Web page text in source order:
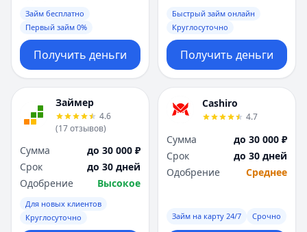
Уфа
Х
Хабаровск
Ч
Чебоксары
Челябинск
Чита
Ярославль
Вся Россия
Уфа
Х
Хабаровск
Ч
Чебоксары
Челябинск
Чита
Ярославль
Вся Россия
Займ бесплатно
Первый займ 0%
Получить деньги
Быстрый займ онлайн
Круглосуточно
Получить деньги
Займер
4.6
(17отзывов)
Сумма
до 30 000 ₽
Срок
до 30 дней
Одобрение
Высокое
Для новых клиентов
Круглосуточно
Cashiro
4.7
Сумма
до 30 000 ₽
Срок
до 30 дней
Одобрение
Среднее
Займ на карту 24/7 Срочно